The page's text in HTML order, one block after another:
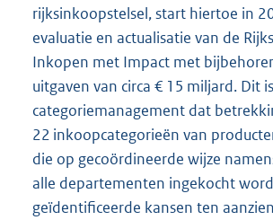
rijksinkoopstelsel, start hiertoe in
evaluatie en actualisatie van de
Inkopen met Impact met
uitgaven van circa € 15 miljard. Dit
categoriemanagement dat
22 inkoopcategorieën van
die op gecoördineerde wijze
alle departementen ingekocht
geïdentificeerde kansen ten